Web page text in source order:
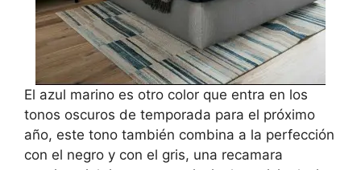
El azul marino es otro color que entra en los
tonos oscuros de temporada para el próximo
año, este tono también combina a la perfección
con el negro y con el gris, una recamara